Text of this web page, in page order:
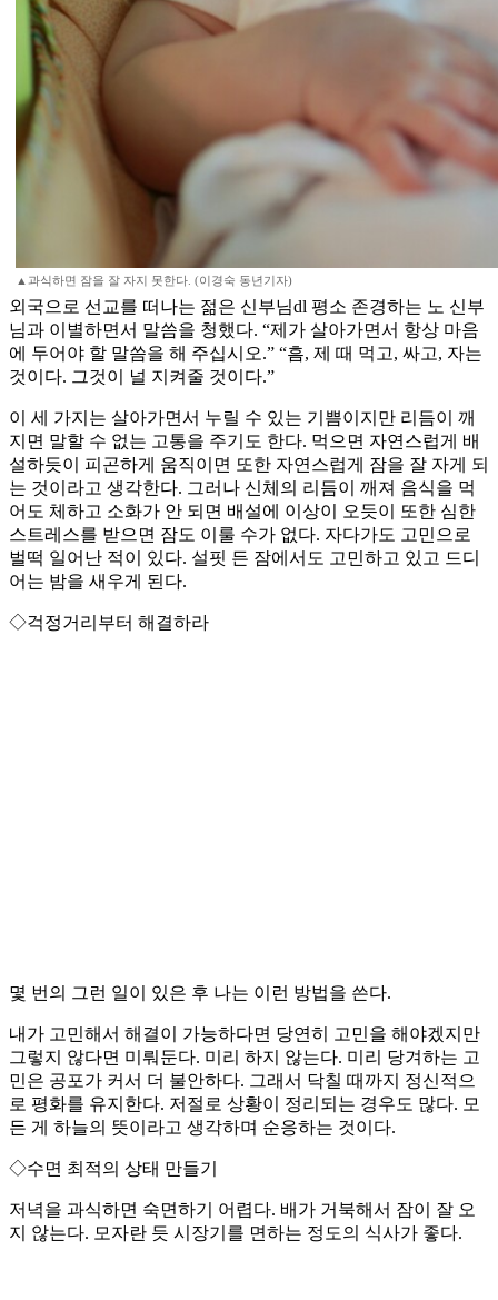
▲과식하면 잠을 잘 자지 못한다. (이경숙 동년기자)
외국으로 선교를 떠나는 젊은 신부님dl 평소 존경하는 노 신부
님과 이별하면서 말씀을 청했다. “제가 살아가면서 항상 마음
에 두어야 할 말씀을 해 주십시오.” “흠, 제 때 먹고, 싸고, 자는
것이다. 그것이 널 지켜줄 것이다.”
이 세 가지는 살아가면서 누릴 수 있는 기쁨이지만 리듬이 깨
지면 말할 수 없는 고통을 주기도 한다. 먹으면 자연스럽게 배
설하듯이 피곤하게 움직이면 또한 자연스럽게 잠을 잘 자게 되
는 것이라고 생각한다. 그러나 신체의 리듬이 깨져 음식을 먹
어도 체하고 소화가 안 되면 배설에 이상이 오듯이 또한 심한
스트레스를 받으면 잠도 이룰 수가 없다. 자다가도 고민으로
벌떡 일어난 적이 있다. 설핏 든 잠에서도 고민하고 있고 드디
어는 밤을 새우게 된다.
◇걱정거리부터 해결하라
몇 번의 그런 일이 있은 후 나는 이런 방법을 쓴다.
내가 고민해서 해결이 가능하다면 당연히 고민을 해야겠지만
그렇지 않다면 미뤄둔다. 미리 하지 않는다. 미리 당겨하는 고
민은 공포가 커서 더 불안하다. 그래서 닥칠 때까지 정신적으
로 평화를 유지한다. 저절로 상황이 정리되는 경우도 많다. 모
든 게 하늘의 뜻이라고 생각하며 순응하는 것이다.
◇수면 최적의 상태 만들기
저녁을 과식하면 숙면하기 어렵다. 배가 거북해서 잠이 잘 오
지 않는다. 모자란 듯 시장기를 면하는 정도의 식사가 좋다.